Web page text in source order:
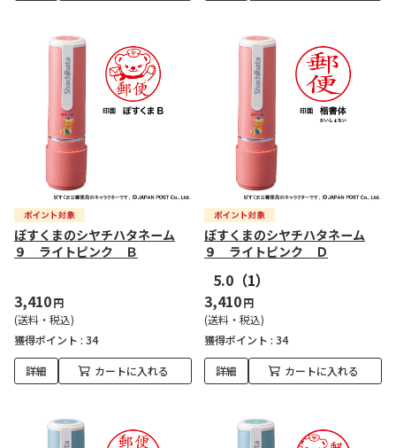
ぽすくまのシヤチハタネーム
９ ライトピンク Ｂ
3,410円
(送料・税込)
獲得ポイント : 34
詳細 カートに入れる
ぽすくまのシヤチハタネーム
９ ライトピンク Ｄ
5.0 （1）
3,410円
(送料・税込)
獲得ポイント : 34
詳細 カートに入れる